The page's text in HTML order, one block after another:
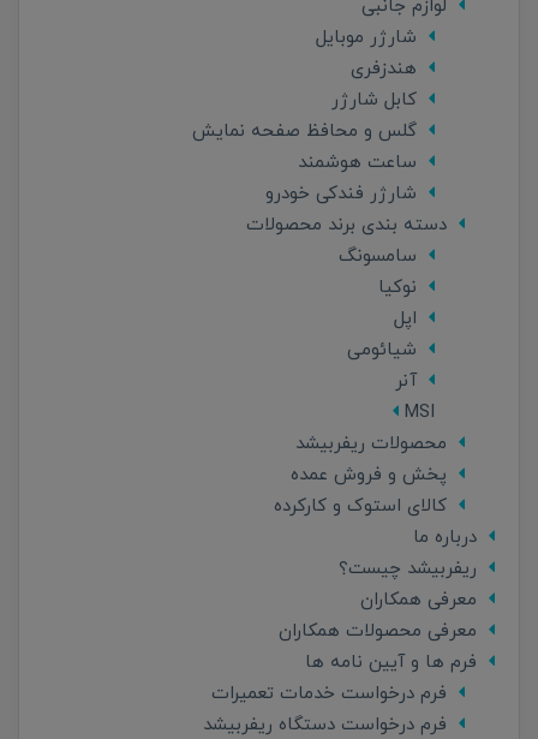
لوازم جانبی
شارژر موبایل
هندزفری
کابل شارژر
گلس و محافظ صفحه نمایش
ساعت هوشمند
شارژر فندکی خودرو
دسته بندی برند محصولات
سامسونگ
نوکیا
اپل
شیائومی
آنر
MSI
محصولات ریفربیشد
پخش و فروش عمده
کالای استوک و کارکرده
درباره ما
ریفربیشد چیست؟
معرفی همکاران
معرفی محصولات همکاران
فرم ها و آیین نامه ها
فرم درخواست خدمات تعمیرات
فرم درخواست دستگاه ریفربیشد